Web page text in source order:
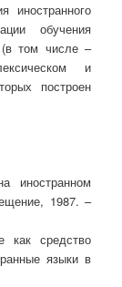
иностранного
обучения
(в том числе –
и
построен
иностранном
1987. –
как средство
языки в